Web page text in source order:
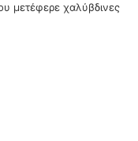
μετέφερε χαλύβδινες